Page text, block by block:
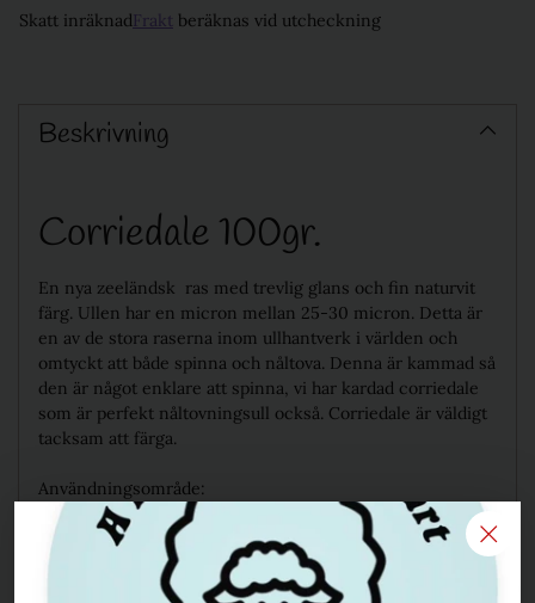
Skatt inräknadFrakt beräknas vid utcheckning
produkt
Beskrivning
Corriedale 100gr.
En nya zeeländsk ras med trevlig glans och fin naturvit
färg. Ullen har en micron mellan 25-30 micron. Detta är
en av de stora raserna inom ullhantverk i världen och
omtyckt att både spinna och nåltova. Denna är kammad så
den är något enklare att spinna, vi har kardad corriedale
som är perfekt nåltovningsull också. Corriedale är väldigt
tacksam att färga.
Användningsområde:
Utmärkt att spinna
Utmärkt att nåltova
och våttova